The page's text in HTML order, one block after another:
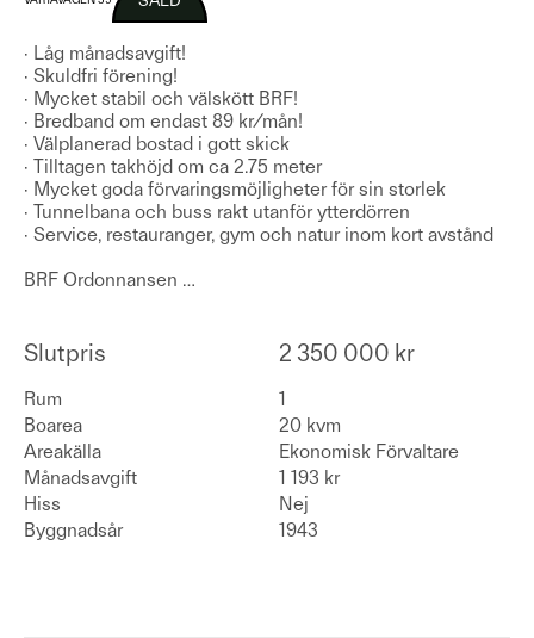
· Låg månadsavgift!
· Skuldfri förening!
· Mycket stabil och välskött BRF!
· Bredband om endast 89 kr/mån!
· Välplanerad bostad i gott skick
· Tilltagen takhöjd om ca 2.75 meter
· Mycket goda förvaringsmöjligheter för sin storlek
· Tunnelbana och buss rakt utanför ytterdörren
· Service, restauranger, gym och natur inom kort avstånd
BRF Ordonnansen …
Slutpris 2 350 000 kr
Rum
1
Boarea
20 kvm
Areakälla
Ekonomisk Förvaltare
Månadsavgift
1 193 kr
Hiss
Nej
Byggnadsår
1943